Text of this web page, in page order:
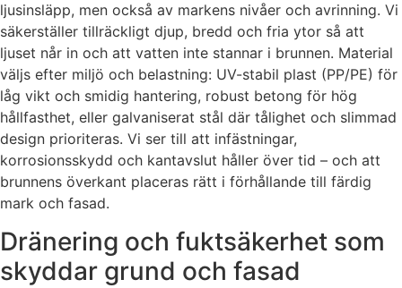
ljusinsläpp, men också av markens nivåer och avrinning. Vi
säkerställer tillräckligt djup, bredd och fria ytor så att
ljuset når in och att vatten inte stannar i brunnen. Material
väljs efter miljö och belastning: UV-stabil plast (PP/PE) för
låg vikt och smidig hantering, robust betong för hög
hållfasthet, eller galvaniserat stål där tålighet och slimmad
design prioriteras. Vi ser till att infästningar,
korrosionsskydd och kantavslut håller över tid – och att
brunnens överkant placeras rätt i förhållande till färdig
mark och fasad.
Dränering och fuktsäkerhet som
skyddar grund och fasad